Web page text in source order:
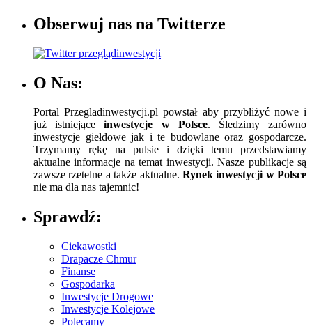
Obserwuj nas na Twitterze
O Nas:
Portal Przegladinwestycji.pl powstał aby przybliżyć nowe i
już istniejąceinwestycje w Polsce. Śledzimy zarówno
inwestycje giełdowe jak i te budowlane oraz gospodarcze.
Trzymamy rękę na pulsie i dzięki temu przedstawiamy
aktualne informacje na temat inwestycji. Nasze publikacje są
zawsze rzetelne a także aktualne. Rynek inwestycji w Polsce
nie ma dla nas tajemnic!
Sprawdź:
Ciekawostki
Drapacze Chmur
Finanse
Gospodarka
Inwestycje Drogowe
Inwestycje Kolejowe
Polecamy